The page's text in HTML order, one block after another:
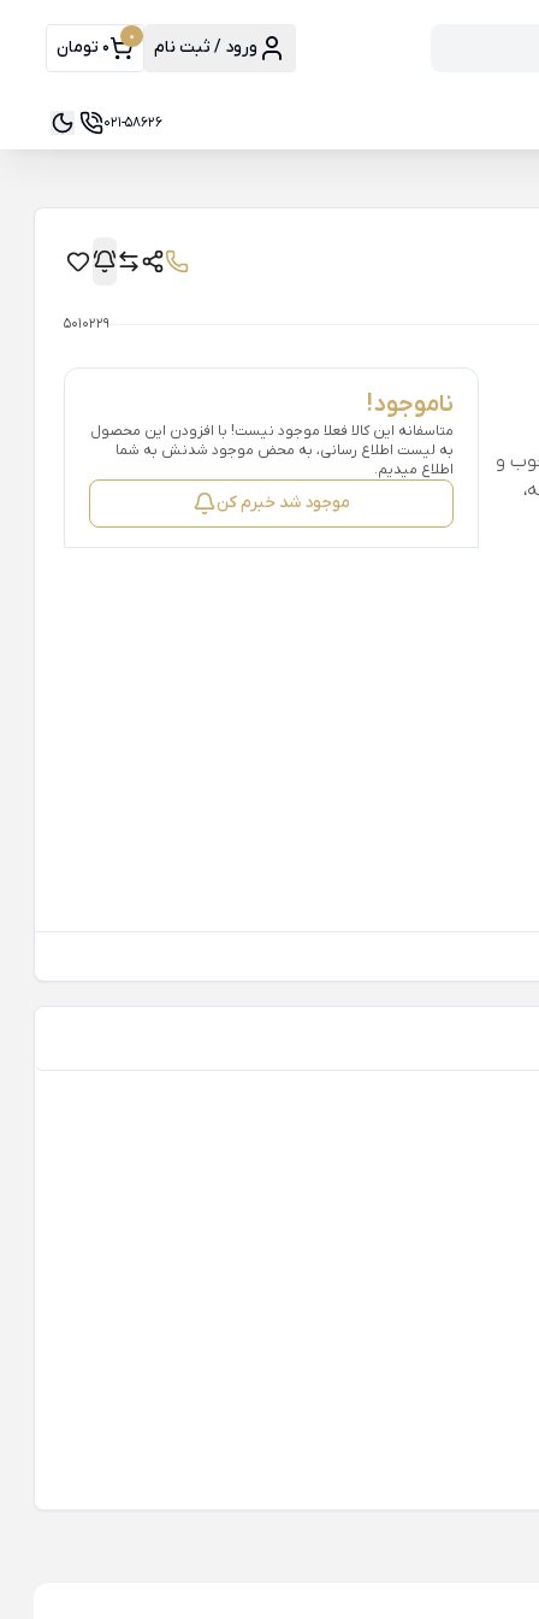
ورود / ثبت نام 0 0 تومان
021-58626
5010229
و
از 6 دقیقه،
ناموجود!
متاسفانه این کالا فعلا موجود نیست! با افزودن این محصول
به لیست اطلاع رسانی، به محض موجود شدنش به شما
اطلاع میدیم.
موجود شد خبرم کن